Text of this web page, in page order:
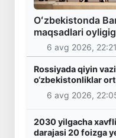
Oʻzbekistonda
maqsadlari
6 avg 2026, 22:21
Rossiyada qiyin
o‘zbekistonliklar
6 avg 2026,
2030 yilgacha
darajasi 20 foizga